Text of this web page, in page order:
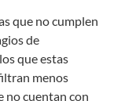
que no cumplen
de
que estas
menos
no cuentan con